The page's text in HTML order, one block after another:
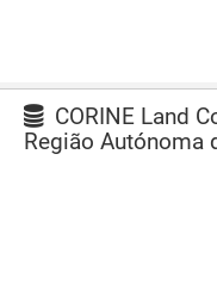
CORINE Land
Região Autónoma